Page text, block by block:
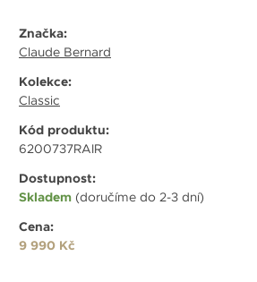
Značka:
Claude Bernard
Kolekce:
Classic
Kód produktu:
6200737RAIR
Dostupnost:
Skladem (doručíme do 2-3 dní)
Cena:
9 990 Kč